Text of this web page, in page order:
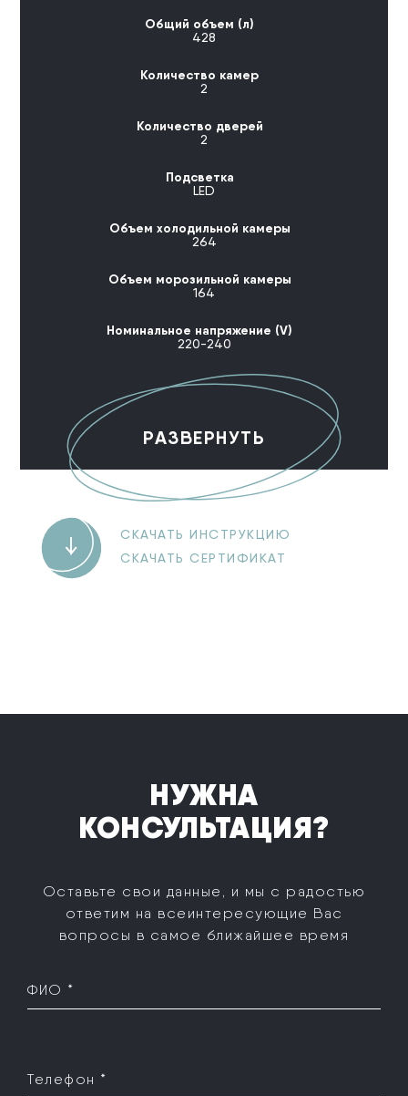
Общий объем (л)
428
Количество камер
2
Количество дверей
2
Подсветка
LED
Объем холодильной камеры
264
Объем морозильной камеры
164
Номинальное напряжение (V)
220-240
РАЗВЕРНУТЬ
СКАЧАТЬ ИНСТРУКЦИЮ
СКАЧАТЬ СЕРТИФИКАТ
НУЖНА
КОНСУЛЬТАЦИЯ?
Оставьте свои данные, и мы с радостью
ответим на все интересующие Вас
вопросы в самое ближайшее время
ФИО *
Телефон *